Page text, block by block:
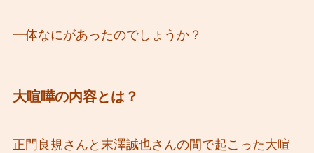
一体なにがあったのでしょうか？
大喧嘩の内容とは？
正門良規さんと末澤誠也さんの間で起こった大喧